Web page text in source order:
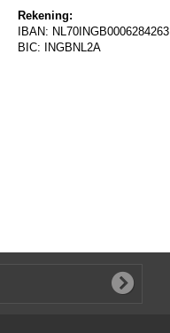
Rekening:
IBAN: NL70INGB0006284263
BIC: INGBNL2A